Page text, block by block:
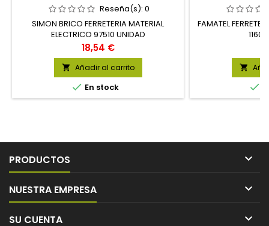
Reseña(s): 0
SIMON BRICO FERRETERIA MATERIAL
ELECTRICO 97510 UNIDAD
Precio
18,54 €
 Añadir al carrito
 En stock
FAMATEL


PRODUCTOS 
NUESTRA EMPRESA 
SU CUENTA 